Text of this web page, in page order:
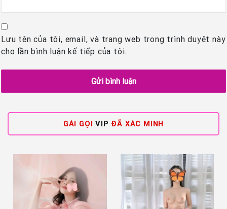
Lưu tên của tôi, email, và trang web trong trình duyệt này
cho lần bình luận kế tiếp của tôi.
GÁI GỌIVIP ĐÃ XÁC MINH